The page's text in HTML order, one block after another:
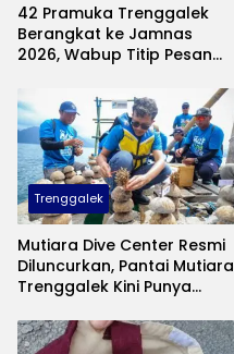
42 Pramuka Trenggalek
Berangkat ke Jamnas
2026, Wabup Titip Pesan
Trenggalek
Mutiara Dive Center Resmi
Diluncurkan, Pantai Mutiara
Trenggalek Kini Punya
Andalan